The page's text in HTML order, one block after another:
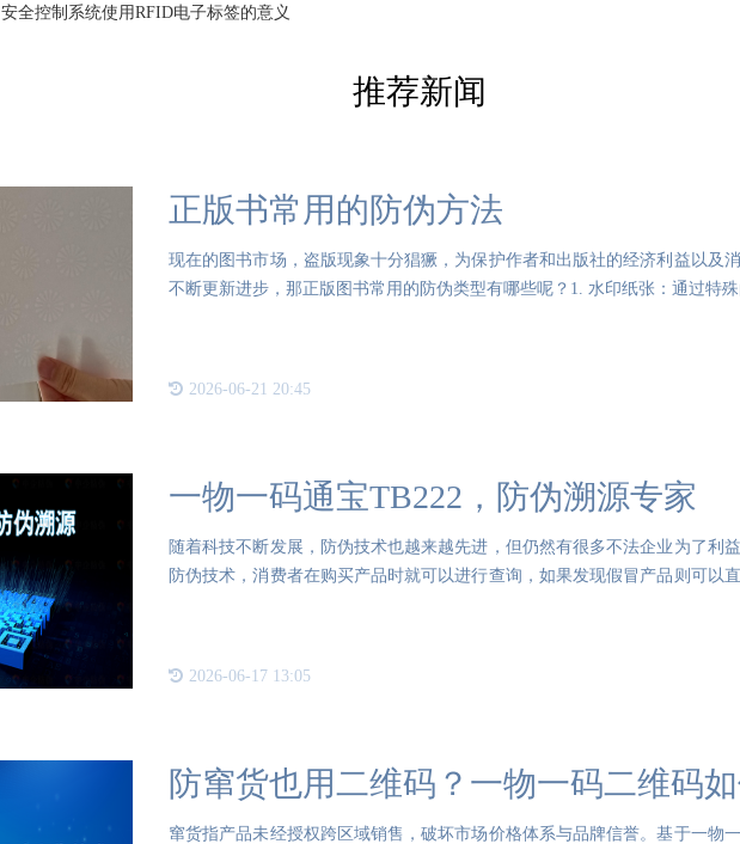
安全控制系统使用RFID电子标签的意义
推荐新闻
正版书常用的防伪方法
现在的图书市场，盗版现象十分猖獗，为保护作者和出版社的经济利益以及
不断更新进步，那正版图书常用的防伪类型有哪些呢？1. 水印纸张：通过特
2026-06-21 20:45
一物一码通宝TB222，防伪溯源专家
随着科技不断发展，防伪技术也越来越先进，但仍然有很多不法企业为了利
防伪技术，消费者在购买产品时就可以进行查询，如果发现假冒产品则可以
2026-06-17 13:05
防窜货也用二维码？一物一码二维码
窜货指产品未经授权跨区域销售，破坏市场价格体系与品牌信誉。基于一物